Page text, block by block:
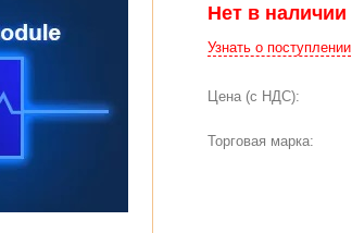
Нет в наличии
Узнать о поступлении
Цена (с НДС):
Торговая марка: